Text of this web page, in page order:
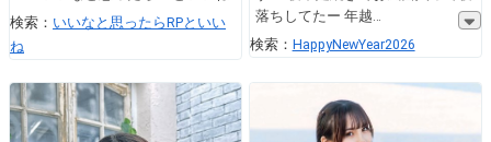
検索： いいなと思ったらRPといい
ね
落ちしてたー 年越
検索： HappyNewYear2026